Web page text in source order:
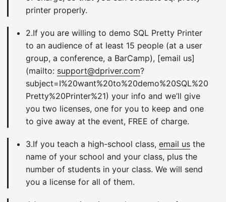
printer properly.
2.If you are willing to demo SQL Pretty Printer
to an audience of at least 15 people (at a user
group, a conference, a BarCamp), [email us]
(mailto: support@dpriver.com?
subject=I%20want%20to%20demo%20SQL%20
Pretty%20Printer%21) your info and we’ll give
you two licenses, one for you to keep and one
to give away at the event, FREE of charge.
3.If you teach a high-school class, email us the
name of your school and your class, plus the
number of students in your class. We will send
you a license for all of them.